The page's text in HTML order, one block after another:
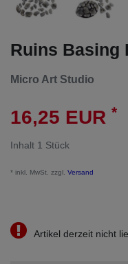
Ruins Basing
Micro Art Studio
16,25 EUR *
Inhalt 1 Stück
* inkl. MwSt. zzgl. Versand
Artikel derzeit nicht